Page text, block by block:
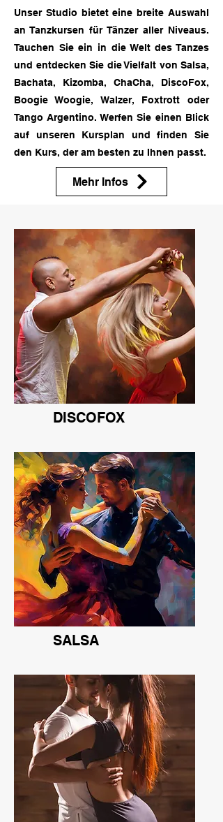
Unser Studio bietet eine breite Auswahl
an Tanzkursen für Tänzer aller Niveaus.
Tauchen Sie ein in die Welt des Tanzes
und entdecken Sie die Vielfalt von Salsa,
Bachata, Kizomba, ChaCha, DiscoFox,
Boogie Woogie, Walzer, Foxtrott oder
Tango Argentino. Werfen Sie einen Blick
auf unseren Kursplan und finden Sie
den Kurs, der am besten zu Ihnen passt.
Mehr Infos
DISCOFOX
SALSA